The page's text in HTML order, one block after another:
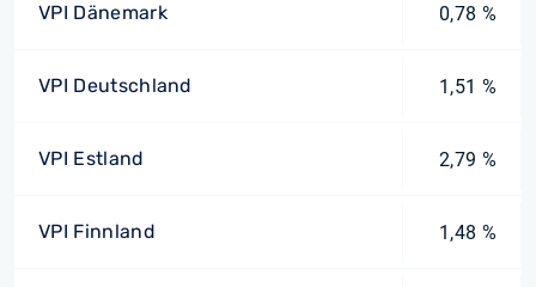
VPI Dänemark 0,78 %
VPI Deutschland 1,51 %
VPI Estland 2,79 %
VPI Finnland 1,48 %